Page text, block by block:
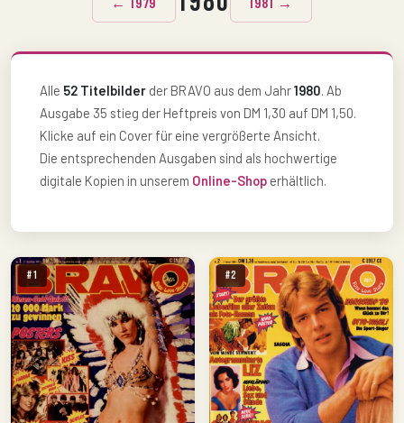
Alle 52 Titelbilder der BRAVO aus dem Jahr1980. Ab
Ausgabe 35 stieg der Heftpreis von DM 1,30 auf DM 1,50.
Klicke auf ein Cover für eine vergrößerte Ansicht.
Die entsprechenden Ausgaben sind als hochwertige
digitale Kopien in unserem Online-Shop erhältlich.
#1 #2